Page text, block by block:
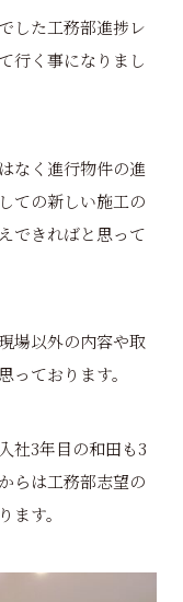
した工務部進捗レ
行く事になりまし
なく進行物件の進
ての新しい施工の
できればと思って
場以外の内容や取
っております。
社3年目の和田も3
らは工務部志望の
す。